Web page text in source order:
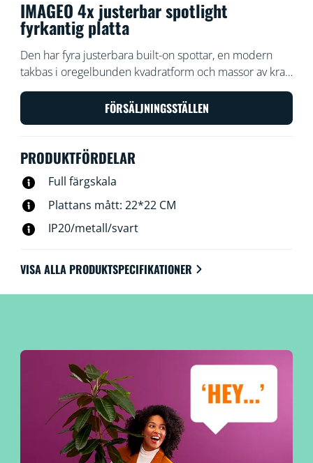
IMAGEO 4x justerbar spotlight
fyrkantig platta
Den har fyra justerbara built-on spottar, en modern
takbas i oregelbunden kvadratform och massor av kraft
för att lysa upp ditt rum i alla riktningar med ljus och
färg. Välj ljusscener för olika aktiviteter med vår lampa
med built-on spottar.
FÖRSÄLJNINGSSTÄLLEN
PRODUKTFÖRDELAR
Full färgskala
Plattans mått: 22*22 CM
IP20/metall/svart
VISA ALLA PRODUKTSPECIFIKATIONER